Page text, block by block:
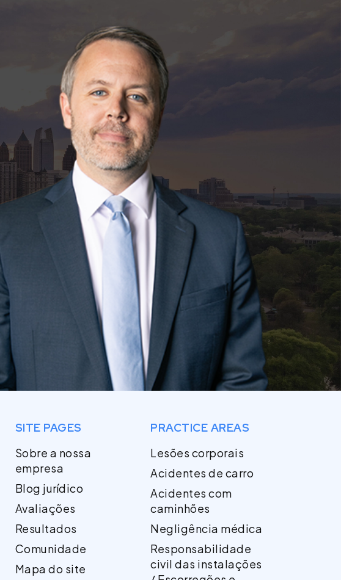
SITE PAGES
Sobre a nossa
empresa
Blog jurídico
Avaliações
Resultados
Comunidade
Mapa do site
PRACTICE AREAS
Lesões corporais
Acidentes de carro
Acidentes com
caminhões
Negligência médica
Responsabilidade
civil das instalações